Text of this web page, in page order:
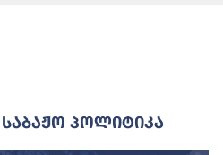
Პოლიტიკა